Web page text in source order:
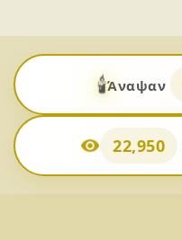
🕯️Άναψαν
22,950